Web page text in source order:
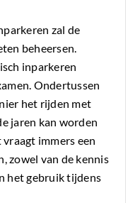
zal de
beheersen.
inparkeren
Ondertussen
het rijden met
jaren kan worden
immers een
zowel van de kennis
het gebruik tijdens